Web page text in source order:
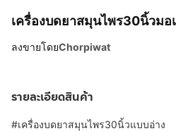
เครื่องบดยาสมุนไพร30นิ้วมอ
ลงขายโดยChorpiwat
รายละเอียดสินค้า
#เครื่องบดยาสมุนไพร30นิ้วแบบอ่าง